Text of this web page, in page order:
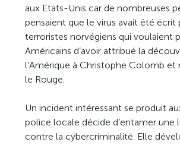
aux Etats-Unis car de nombreuses
pensaient que le virus avait été écrit
terroristes norvégiens qui voulaient
Américains d’avoir attribué la
l’Amérique à Christophe Colomb et
le Rouge.
Un incident intéressant se produit
police locale décide d’entamer une
contre la cybercriminalité. Elle